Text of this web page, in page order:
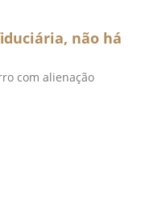
não há
com alienação